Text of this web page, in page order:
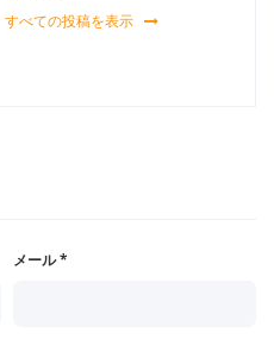
すべての投稿を表示
メール*